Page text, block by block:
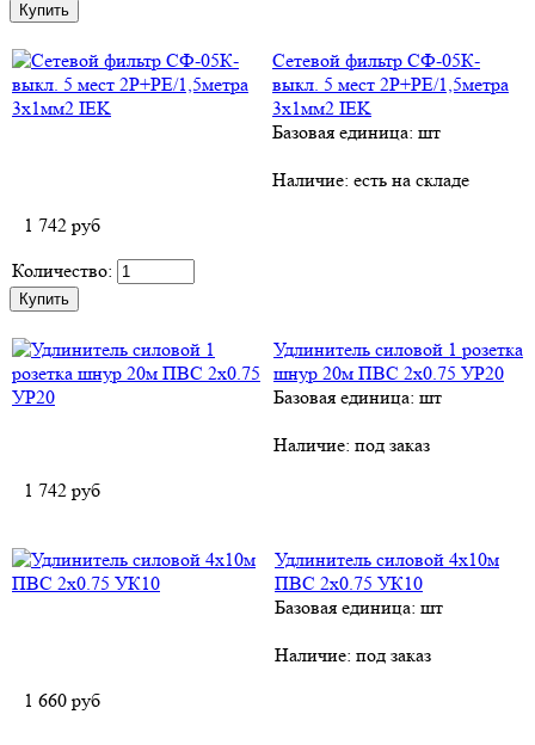
Сетевой фильтр СФ-05К-
выкл. 5 мест 2Р+PЕ/1,5метра
3х1мм2 IEK
Базовая единица: шт
Наличие: есть на складе
1 742 руб
Количество:
Удлинитель силовой 1 розетка
шнур 20м ПВС 2х0.75 УР20
Базовая единица: шт
Наличие: под заказ
1 742 руб
Удлинитель силовой 4х10м
ПВС 2х0.75 УК10
Базовая единица: шт
Наличие: под заказ
1 660 руб